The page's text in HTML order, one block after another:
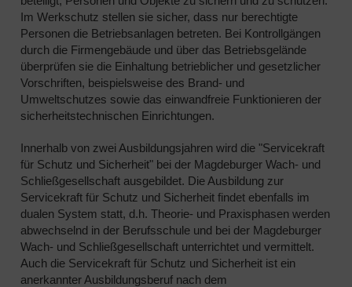
Im Werkschutz stellen sie sicher, dass nur berechtigte
Personen die Betriebsanlagen betreten. Bei Kontrollgängen
durch die Firmengebäude und über das Betriebsgelände
überprüfen sie die Einhaltung betrieblicher und gesetzlicher
Vorschriften, beispielsweise des Brand- und
Umweltschutzes sowie das einwandfreie Funktionieren der
sicherheitstechnischen Einrichtungen.
Innerhalb von zwei Ausbildungsjahren wird die "Servicekraft
für Schutz und Sicherheit" bei der Magdeburger Wach- und
Schließgesellschaft ausgebildet. Die Ausbildung zur
Servicekraft für Schutz und Sicherheit findet ebenfalls im
dualen System statt, d.h. Theorie- und Praxisphasen werden
abwechselnd in der Berufsschule und bei der Magdeburger
Wach- und Schließgesellschaft unterrichtet und vermittelt.
Auch die Servicekraft für Schutz und Sicherheit ist ein
anerkannter Ausbildungsberuf nach dem